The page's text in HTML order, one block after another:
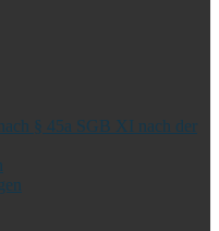
§ 45a SGB XI nach der